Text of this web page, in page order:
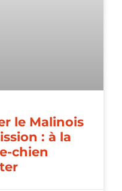
le Malinois
: à la
chien